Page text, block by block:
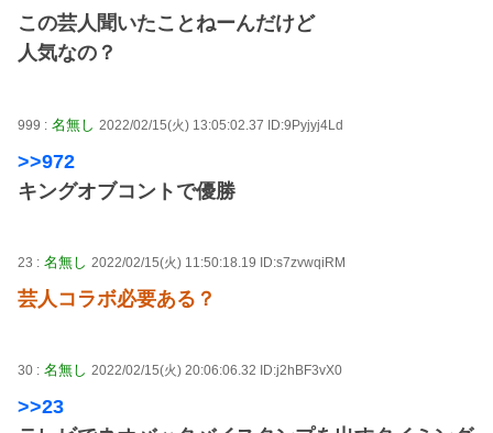
この芸人聞いたことねーんだけど
人気なの？
999 : 名無し 2022/02/15(火) 13:05:02.37 ID:9Pyjyj4Ld
>>972
キングオブコントで優勝
23 : 名無し 2022/02/15(火) 11:50:18.19 ID:s7zvwqiRM
芸人コラボ必要ある？
30 : 名無し 2022/02/15(火) 20:06:06.32 ID:j2hBF3vX0
>>23